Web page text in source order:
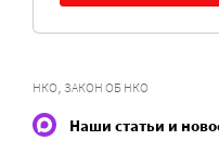
НКО, ЗАКОН ОБ НКО
Наши статьи и